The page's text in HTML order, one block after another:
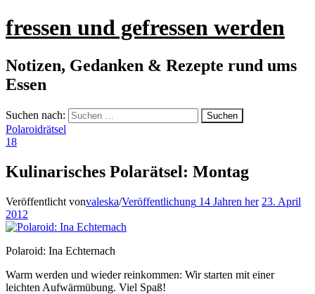
fressen und gefressen werden
Notizen, Gedanken & Rezepte rund ums
Essen
Suchen nach:
Polaroidrätsel
18
Kulinarisches Polarätsel: Montag
Veröffentlicht vonvaleska/Veröffentlichung 14 Jahren her 23. April
2012
Polaroid: Ina Echternach
Warm werden und wieder reinkommen: Wir starten mit einer
leichten Aufwärmübung. Viel Spaß!